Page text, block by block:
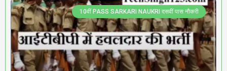
10वीं PASS SARKARI NAUKRI दसवीं पास नौकरी